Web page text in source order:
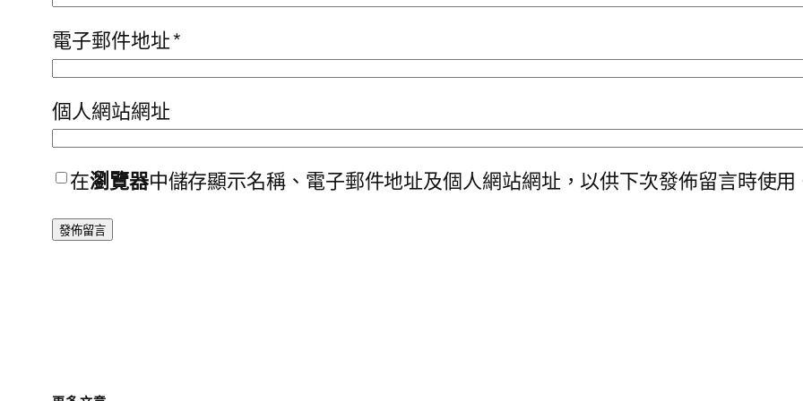
電子郵件地址*
個人網站網址
在瀏覽器中儲存顯示名稱、電子郵件地址及個人網站網址，以供下次發佈留言時使用